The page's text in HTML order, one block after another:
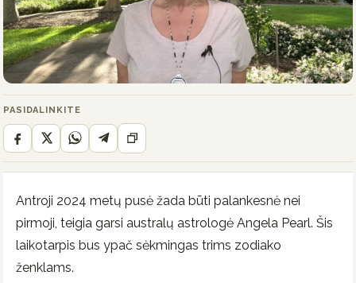
PASIDALINKITE
Antroji 2024 metų pusė žada būti palankesnė nei
pirmoji, teigia garsi australų astrologė Angela Pearl. Šis
laikotarpis bus ypač sėkmingas trims zodiako
ženklams.